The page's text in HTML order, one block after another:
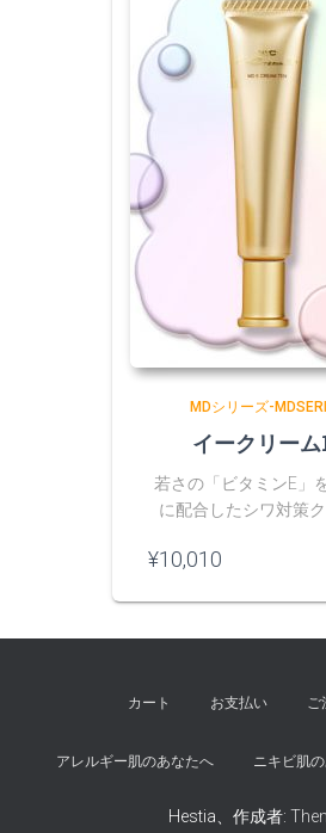
MDシリーズ-
イークリーム
若さの「ビタミンE」
に配合したシワ対策
¥10,010
カート お支払い ご
アレルギー肌のあなたへ ニキビ肌
Hestia、作成者: